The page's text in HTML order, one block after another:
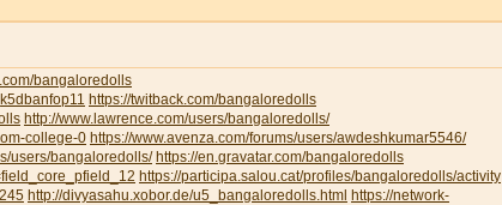
bangaloredolls
https://twitback.com/bangaloredolls
http://www.lawrence.com/users/bangaloredolls/
college-0 https://www.avenza.com/forums/users/awdeshkumar5546/
users/bangaloredolls/ https://en.gravatar.com/bangaloredolls
https://participa.salou.cat/profiles/bangaloredolls/activity
http://divyasahu.xobor.de/u5_bangaloredolls.html https://network-